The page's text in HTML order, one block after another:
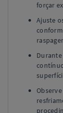
forçar
Ajuste